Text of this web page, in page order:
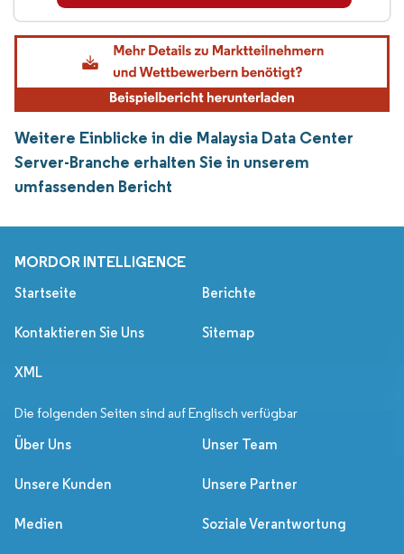
Weitere Einblicke in die Malaysia Data Center
Server-Branche erhalten Sie in unserem
umfassenden Bericht
MORDOR INTELLIGENCE
Startseite Berichte
Kontaktieren Sie Uns Sitemap
XML
Die folgenden Seiten sind auf Englisch verfügbar
Über Uns Unser Team
Unsere Kunden Unsere Partner
Medien Soziale Verantwortung